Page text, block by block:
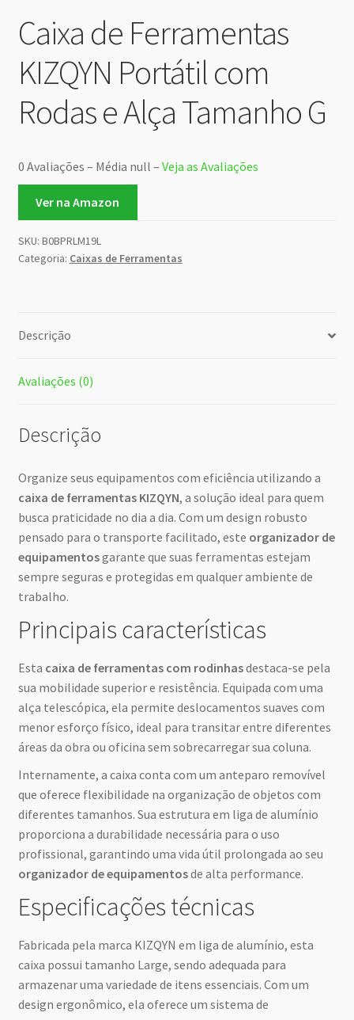
Caixa de Ferramentas
KIZQYN Portátil com
Rodas e Alça Tamanho G
0 Avaliações – Média null – Veja as Avaliações
Ver na Amazon
SKU: B0BPRLM19L
Categoria: Caixas de Ferramentas
Descrição
Avaliações (0)
Descrição
Organize seus equipamentos com eficiência utilizando a
caixa de ferramentas KIZQYN, a solução ideal para quem
busca praticidade no dia a dia. Com um design robusto
pensado para o transporte facilitado, este organizador de
equipamentosgarante que suas ferramentas estejam
sempre seguras e protegidas em qualquer ambiente de
trabalho.
Principais características
Esta caixa de ferramentas com rodinhasdestaca-se pela
sua mobilidade superior e resistência. Equipada com uma
alça telescópica, ela permite deslocamentos suaves com
menor esforço físico, ideal para transitar entre diferentes
áreas da obra ou oficina sem sobrecarregar sua coluna.
Internamente, a caixa conta com um anteparo removível
que oferece flexibilidade na organização de objetos com
diferentes tamanhos. Sua estrutura em liga de alumínio
proporciona a durabilidade necessária para o uso
profissional, garantindo uma vida útil prolongada ao seu
organizador de equipamentosde alta performance.
Especificações técnicas
Fabricada pela marca KIZQYN em liga de alumínio, esta
caixa possui tamanho Large, sendo adequada para
armazenar uma variedade de itens essenciais. Com um
design ergonômico, ela oferece um sistema de